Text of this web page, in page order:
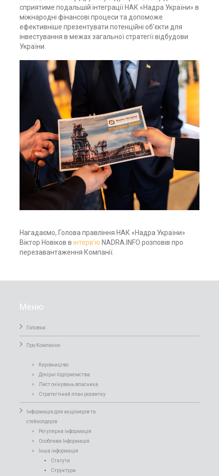
сприятиме подальшій інтеграції НАК «Надра України» в
міжнародні фінансові процеси та допоможе
ефективніше презентувати потенційні об’єкти для
інвестування в межах загальної стратегії відбудови
України.
Нагадаємо, Голова правління НАК «Надра України»
Віктор Новіков в інтерв’ю NADRA.INFO розповів про
перезавантаження Компанії.
Меню
Головна
Про Компанiю
Керівництво
Дочірні підприємства
Лист очікувань власника
Стратегічний план розвитку
Інформація для акціонерів та
стейхолдерів
Регулярна інформація
Особлива Інформація
Інша інформація
Статути
Структура